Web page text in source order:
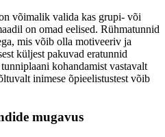
võimalik valida kas grupi- või
on omad eelised. Rühmatunnid
mis võib olla motiveeriv ja
küljest pakuvad eratunnid
kohandamist vastavalt
inimese õpieelistustest võib
mugavus